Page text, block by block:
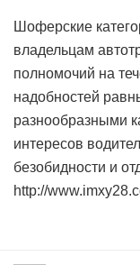
Шоферские
владельцам
полномочий на
надобностей
разнообразными
интересов
безобидности и
http://